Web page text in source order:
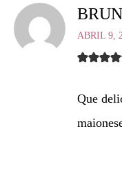
ABRIL 9,
Que